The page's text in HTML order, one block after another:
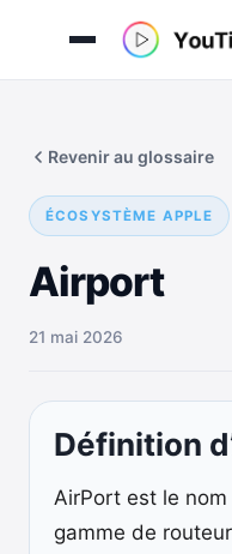
contenu
ÉCOSYSTÈME APPLE
Airport
Revenir au glossaire
21 mai 2026
Définition
AirPort est le
gamme de